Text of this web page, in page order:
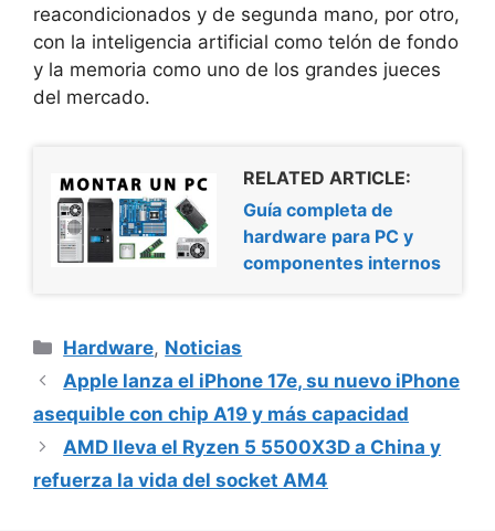
reacondicionados y de segunda mano, por otro,
con la inteligencia artificial como telón de fondo
y la memoria como uno de los grandes jueces
del mercado.
RELATED ARTICLE:
Guía completa de
hardware para PC y
componentes internos
Categorías
Hardware, Noticias
Apple lanza el iPhone 17e, su nuevo iPhone
asequible con chip A19 y más capacidad
AMD lleva el Ryzen 5 5500X3D a China y
refuerza la vida del socket AM4